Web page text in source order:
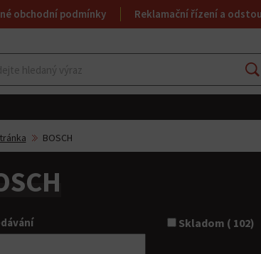
obchodní podmínky Reklamační řízení a
BOSCH
Skladom ( 102)